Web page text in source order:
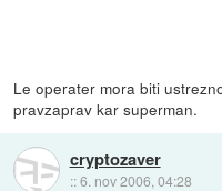
Le operater mora biti
pravzaprav kar superman.
cryptozaver
::6. nov 2006, 04:28